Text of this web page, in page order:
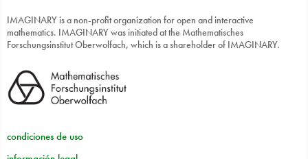
IMAGINARY is a non-profit organization for open and interactive
mathematics. IMAGINARY was initiated at the Mathematisches
Forschungsinstitut Oberwolfach, which is a shareholder of IMAGINARY.
condiciones de uso